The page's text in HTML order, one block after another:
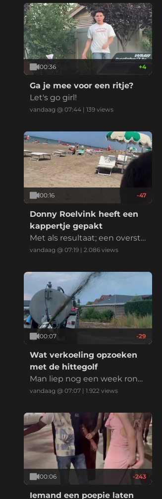
00:36 +4
Ga je mee voor een ritje?
Let's go girl!
vandaag @ 07:44 | 139 views
00:16 -47
Donny Roelvink heeft een
kappertje gepakt
Met als resultaat; een oversta
p.
vandaag @ 07:19 | 2.086 views
00:07 -29
Wat verkoeling opzoeken
met de hittegolf
Man liep nog een week rond
met de stank
vandaag @ 07:07 | 1.922 views
00:06 -243
Iemand een poepie laten